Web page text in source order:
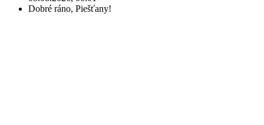
Dobré ráno, Piešťany!